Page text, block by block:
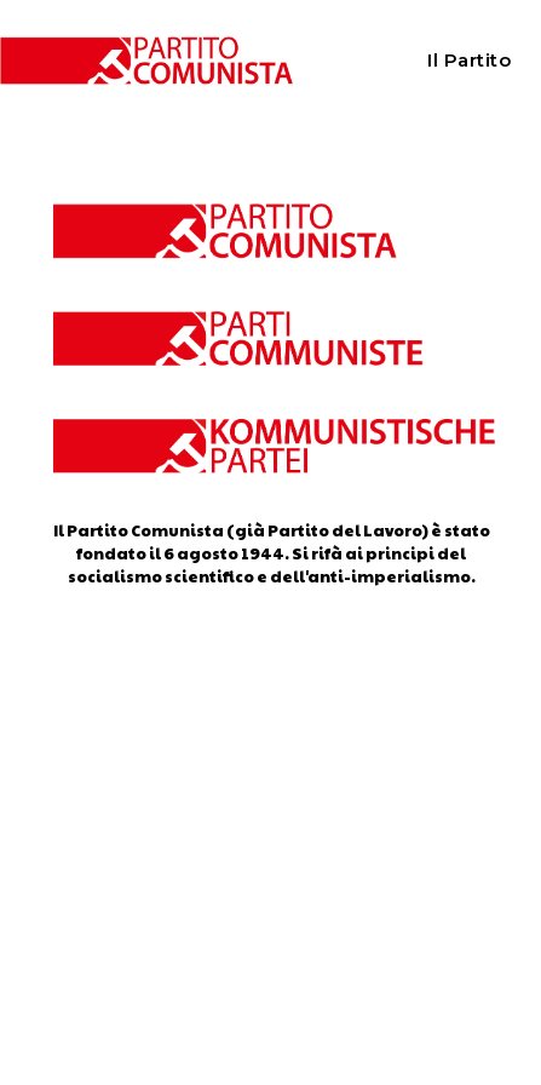
Il Partito
Home Calendario
Calendario
Il Partito Comunista (già Partito del Lavoro) è stato
fondato il 6 agosto 1944. Si rifà ai principi del
socialismo scientifico e dell'anti-imperialismo.